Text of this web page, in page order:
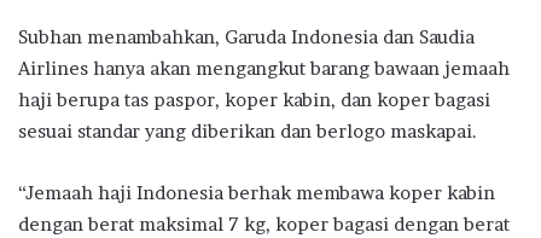
Subhan menambahkan, Garuda Indonesia dan Saudia
Airlines hanya akan mengangkut barang bawaan jemaah
haji berupa tas paspor, koper kabin, dan koper bagasi
sesuai standar yang diberikan dan berlogo maskapai.
“Jemaah haji Indonesia berhak membawa koper kabin
dengan berat maksimal 7 kg, koper bagasi dengan berat